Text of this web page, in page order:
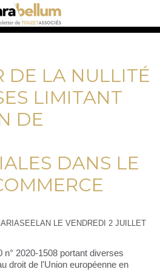
DE LA NULLITÉ
LIMITANT
DE
DANS LE
LE VENDREDI 2 JUILLET
n° 2020-1508 portant diverses
droit de l'Union européenne en